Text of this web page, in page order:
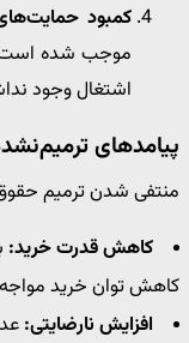
کمبود
موجب شده است
اشتغال وجود
پیامدهای
منتفی شدن ترمیم حقوق
کاهش قدرت خرید:
کاهش توان خرید
افزایش نارضایتی: